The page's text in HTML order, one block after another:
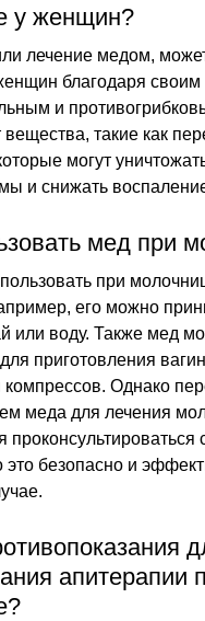
у женщин?
лечение медом,
благодаря своим
и
такие как
могут
и снижать
мед при
при
его можно
или воду. Также мед
приготовления
Однако
меда для лечения
проконсультироваться
это безопасно и
апитерапии